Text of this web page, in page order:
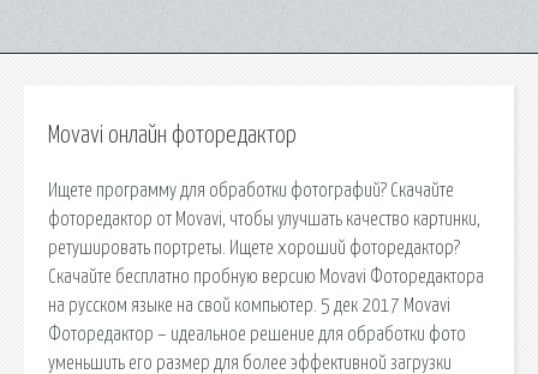
Movavi онлайн фоторедактор
Ищете программу для обработки фотографий? Скачайте
фоторедактор от Movavi, чтобы улучшать качество картинки,
ретушировать портреты. Ищете хороший фоторедактор?
Скачайте бесплатно пробную версию Movavi Фоторедактора
на русском языке на свой компьютер. 5 дек 2017 Movavi
Фоторедактор – идеальное решение для обработки фото
уменьшить его размер для более эффективной загрузки